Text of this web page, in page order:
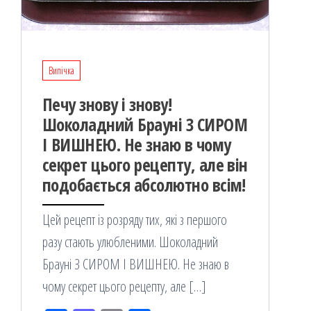
Випічка
Печу знову і знову!
Шоколадний Брауні З СИРОМ
І ВИШНЕЮ. Не знаю в чому
секрет цього рецепту, але він
подобається абсолютно всім!
Цей рецепт із розряду тих, які з першого
разу стають улюбленими. Шоколадний
Брауні З СИРОМ І ВИШНЕЮ. Не знаю в
чому секрет цього рецепту, але […]